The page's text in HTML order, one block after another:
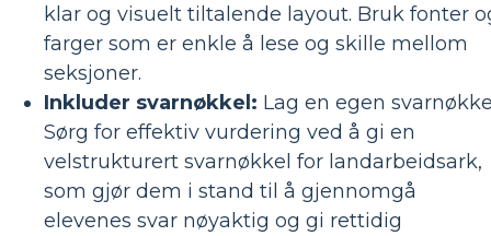
klar og visuelt tiltalende layout. Bruk fonter
farger som er enkle å lese og skille mellom
seksjoner.
Inkluder svarnøkkel: Lag en egen
Sørg for effektiv vurdering ved å gi en
velstrukturert svarnøkkel for landarbeidsark,
som gjør dem i stand til å gjennomgå
elevenes svar nøyaktig og gi rettidig